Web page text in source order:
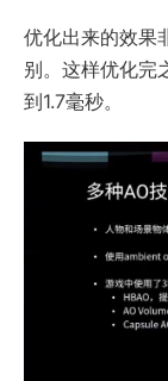
优化出来的效果
别。这样优化完
到1.7毫秒。